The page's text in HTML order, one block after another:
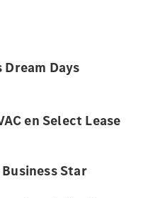
Days
en Select Lease
Star